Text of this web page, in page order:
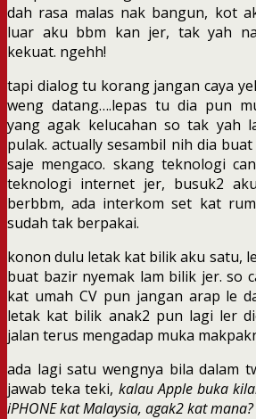
dah rasa malas nak bangun, kot
luar aku bbm kan jer, tak yah
kekuat. ngehh!
tapi dialog tu korang jangan caya
weng datang….lepas tu dia pun
yang agak kelucahan so tak yah
pulak. actually sesambil nih dia
saje mengaco. skang teknologi
teknologi internet jer, busuk2
berbbm, ada interkom set kat
sudah tak berpakai.
konon dulu letak kat bilik aku satu,
buat bazir nyemak lam bilik jer. so
kat umah CV pun jangan arap le
letak kat bilik anak2 pun lagi ler
jalan terus mengadap muka
ada lagi satu wengnya bila dalam
jawab teka teki, kalau Apple buka
iPHONE kat Malaysia, agak2 kat mana?